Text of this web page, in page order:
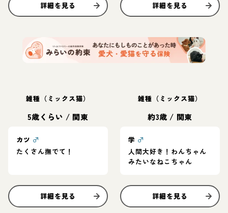
詳細を見る 詳細を見る
雑種（ミックス猫）
5歳くらい / 関東
カツ ♂
たくさん撫でて！
詳細を見る
雑種（ミックス猫）
約3歳 / 関東
学 ♂
人間大好き！わんちゃん
みたいなねこちゃん
詳細を見る